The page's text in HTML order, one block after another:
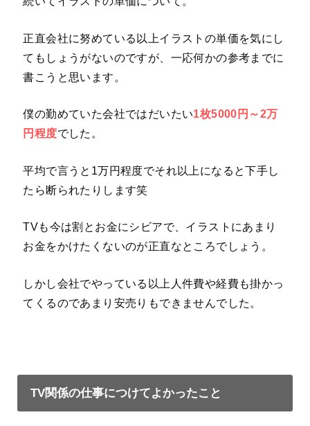
正直会社に努めている以上イラストの単価を気にし
てもしょうがないのですが、一応何かの参考までに
書こうと思います。
僕の勤めていた会社ではだいたい1枚5000円～2万
円程度でした。
平均で言うと1万円程度でそれ以上になると下手し
たら断られたりします笑
TVも今は割とお金にシビアで、イラストにあまり
お金をかけたくないのが正直なところでしょう。
しかし会社でやっている以上人件費や経費も掛かっ
てくるのであまり安売りもできませんでした。
TV関係の仕事につけてよかったこと